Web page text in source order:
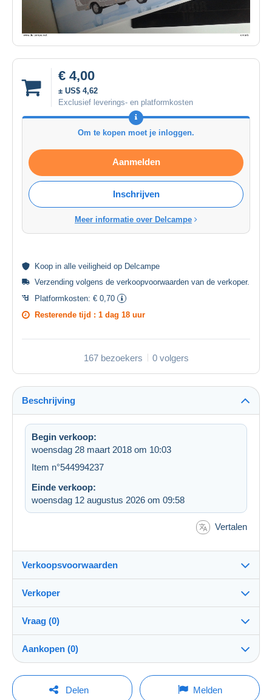
€ 4,00
± US$ 4,62
Exclusief leverings- en platformkosten
Om te kopen moet je inloggen.
Aanmelden
Inschrijven
Meer informatie over Delcampe
Koop in alle veiligheid op Delcampe
Verzending volgens de verkoopvoorwaarden van de verkoper.
Platformkosten: € 0,70
Resterende tijd : 1 dag 18 uur
167 bezoekers 0 volgers
Beschrijving
Begin verkoop:
woensdag 28 maart 2018 om 10:03
Item n°544994237
Einde verkoop:
woensdag 12 augustus 2026 om 09:58
Vertalen
Verkoopsvoorwaarden
Bestemming:
Zie de lijst van landen
Verzending:
Verzending na betaling
Voor rekening van de koper
Verkoper
omarb100%(1279x)
Winkel
Vraag (0)
Om een vraag te stellen moet u een sessie
Aankopen (0)
Laatste actualisering: 15:20:40
Delen Melden